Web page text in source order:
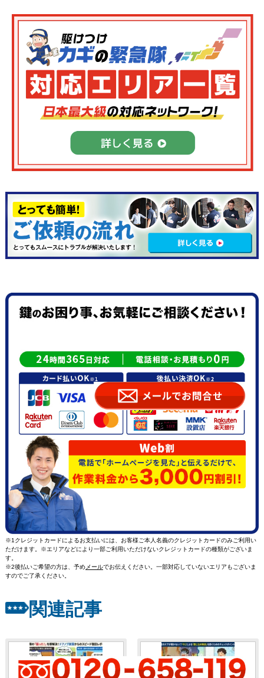
※1クレジットカードによるお支払いには、お客様ご本人名義のクレジットカードのみご利用い
ただけます。※エリアなどにより一部ご利用いただけないクレジットカードの種類がございま
す。
※2後払いご希望の方は、予めメールでお伝えください。一部対応していないエリアもございま
すのでご了承ください。
関連記事